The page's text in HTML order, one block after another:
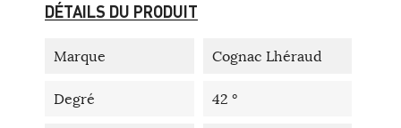
DÉTAILS DU PRODUIT
Marque Cognac Lhéraud
Degré 42 °